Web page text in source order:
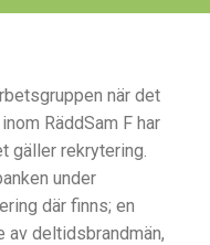
när det
RäddSam F har
gäller rekrytering.
under
där finns; en
av deltidsbrandmän,